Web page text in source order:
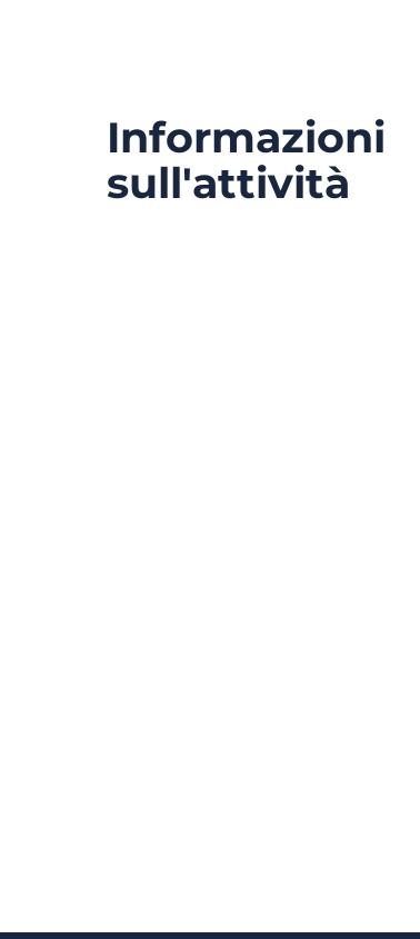
Informazioni
sull'attività